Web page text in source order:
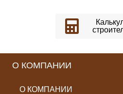
О КОМПАНИИ
О КОМПАНИИ